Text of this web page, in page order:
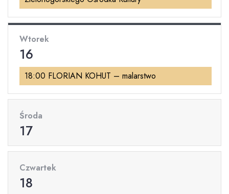
Wtorek
16
18:00 FLORIAN KOHUT – malarstwo
Środa
17
Czwartek
18